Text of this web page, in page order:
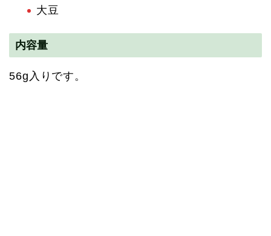
大豆
内容量
56g入りです。